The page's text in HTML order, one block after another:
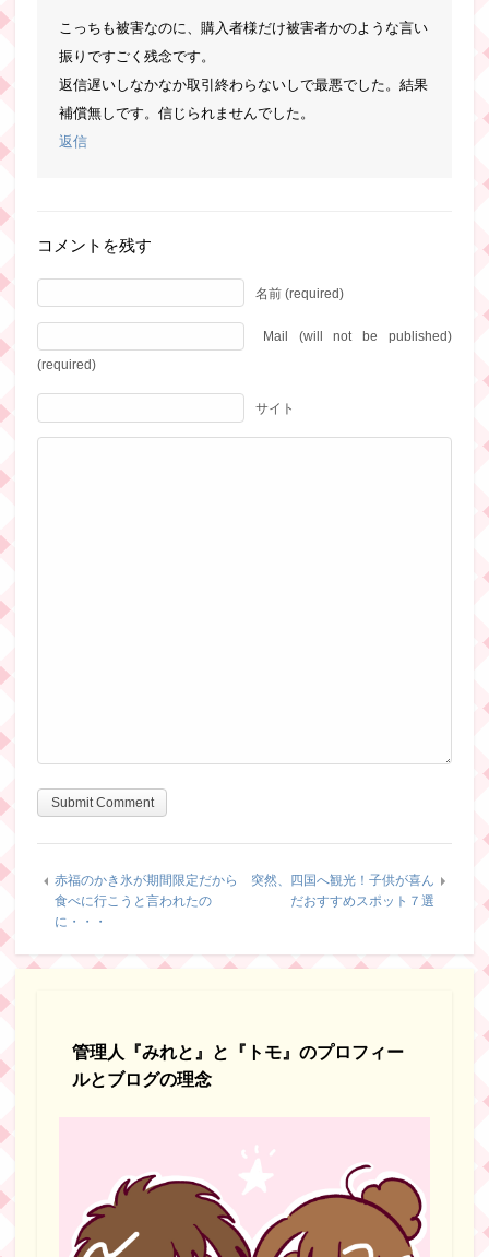
こっちも被害なのに、購入者様だけ被害者かのような言い
振りですごく残念です。
返信遅いしなかなか取引終わらないしで最悪でした。結果
補償無しです。信じられませんでした。
返信
コメントを残す
名前 (required)
Mail (will not be published)
(required)
サイト
赤福のかき氷が期間限定だから
食べに行こうと言われたの
に・・・
突然、四国へ観光！子供が喜ん
だおすすめスポット７選
管理人『みれと』と『トモ』のプロフィー
ルとブログの理念